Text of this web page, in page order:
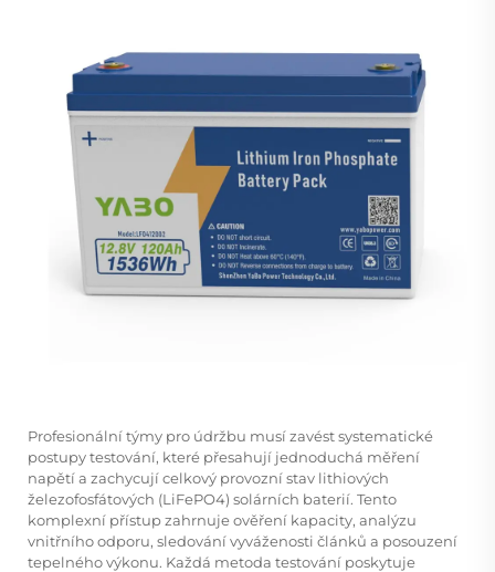
Profesionální týmy pro údržbu musí zavést systematické
postupy testování, které přesahují jednoduchá měření
napětí a zachycují celkový provozní stav lithiových
železofosfátových (LiFePO4) solárních baterií. Tento
komplexní přístup zahrnuje ověření kapacity, analýzu
vnitřního odporu, sledování vyváženosti článků a posouzení
tepelného výkonu. Každá metoda testování poskytuje